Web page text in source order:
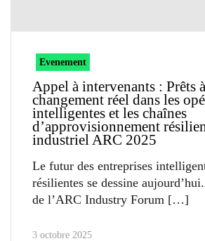
Evenement
Appel à intervenants : Prêts
changement réel dans les
intelligentes et les chaînes
d’approvisionnement
industriel ARC 2025
Le futur des entreprises
résilientes se dessine
de l’ARC Industry Forum
3 octobre 2025